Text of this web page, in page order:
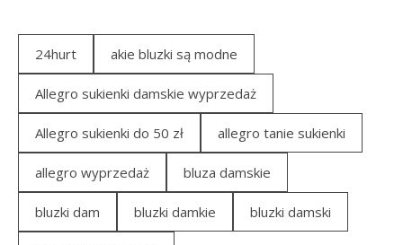
24hurt akie bluzki są modne
Allegro sukienki damskie wyprzedaż
Allegro sukienki do 50 zł allegro tanie sukienki
allegro wyprzedaż bluza damskie
bluzki dam bluzki damkie bluzki damski